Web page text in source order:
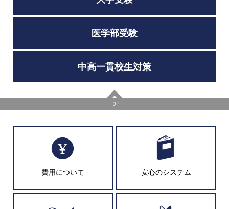
医学部受験
中高一貫校生対策
TOP
費用について 安心のシステム